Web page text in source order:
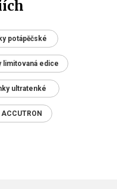
potápěčské
limitovaná edice
ultratenké